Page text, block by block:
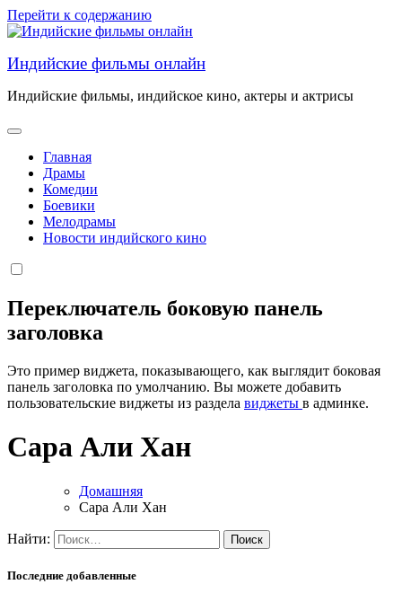
Перейти к содержанию
Индийские фильмы онлайн
Индийские фильмы, индийское кино, актеры и актрисы
Главная
Драмы
Комедии
Боевики
Мелодрамы
Новости индийского кино
Переключатель боковую панель
заголовка
Это пример виджета, показывающего, как выглядит боковая
панель заголовка по умолчанию. Вы можете добавить
пользовательские виджеты из раздела виджеты в админке.
Сара Али Хан
Домашняя
Сара Али Хан
Найти:
Последние добавленные